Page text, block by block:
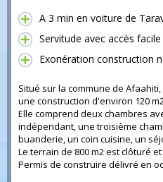
A 3 min en voiture de
Servitude avec accès facile
Exonération construction
Situé sur la commune de
une construction d'environ 120
Elle comprend deux chambres
indépendant, une troisième
buanderie, un coin cuisine, un
Le terrain de 800 m2 est clôturé
Permis de construire délivré en